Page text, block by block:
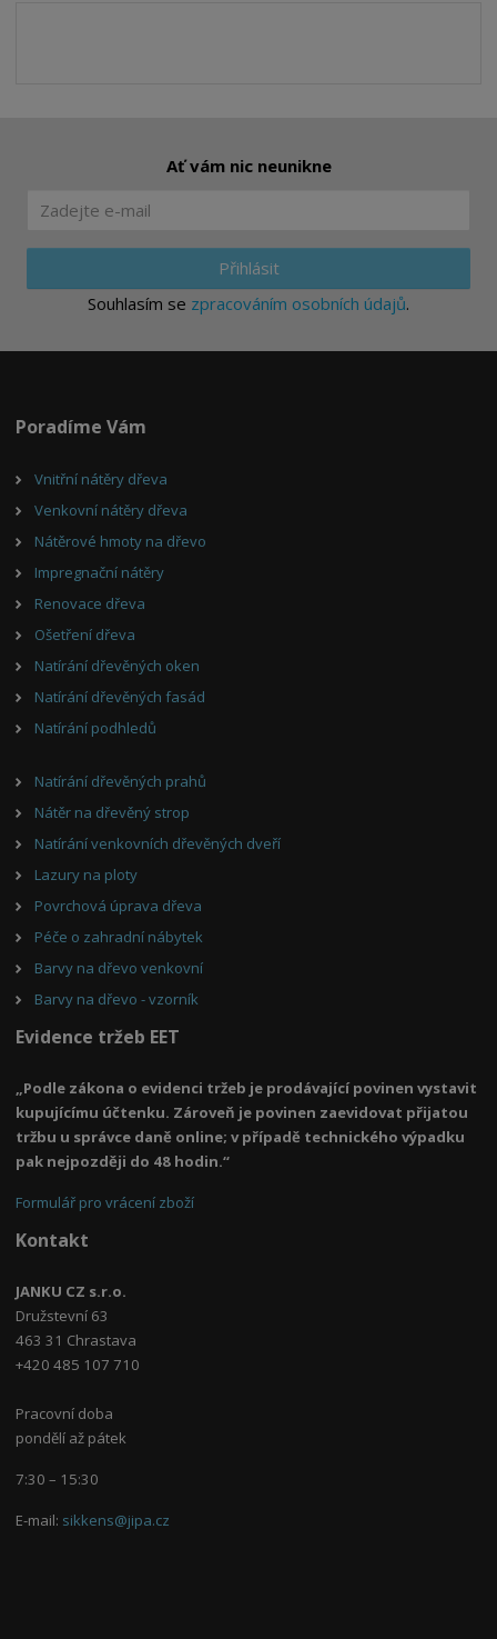
Ať vám nic neunikne
Přihlásit
Souhlasím se zpracováním osobních údajů.
Poradíme Vám
Vnitřní nátěry dřeva
Venkovní nátěry dřeva
Nátěrové hmoty na dřevo
Impregnační nátěry
Renovace dřeva
Ošetření dřeva
Natírání dřevěných oken
Natírání dřevěných fasád
Natírání podhledů
Natírání dřevěných prahů
Nátěr na dřevěný strop
Natírání venkovních dřevěných dveří
Lazury na ploty
Povrchová úprava dřeva
Péče o zahradní nábytek
Barvy na dřevo venkovní
Barvy na dřevo - vzorník
Evidence tržeb EET
„Podle zákona o evidenci tržeb je prodávající povinen vystavit
kupujícímu účtenku. Zároveň je povinen zaevidovat přijatou
tržbu u správce daně online; v případě technického výpadku
pak nejpozději do 48 hodin.“
Formulář pro vrácení zboží
Kontakt
JANKU CZ s.r.o.
Družstevní 63
463 31 Chrastava
+420 485 107 710
Pracovní doba
pondělí až pátek
7:30 – 15:30
E-mail: sikkens@jipa.cz